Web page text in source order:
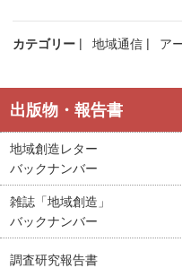
カテゴリー 地域通信 ア
出版物・報告書
地域創造レター
バックナンバー
雑誌「地域創造」
バックナンバー
調査研究報告書